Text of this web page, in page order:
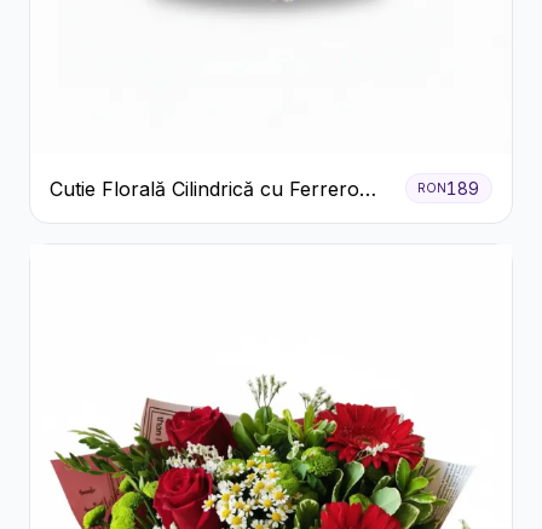
Cutie Florală Cilindrică cu Ferrero
Rocher și Trandafiri Pastel
RON 189